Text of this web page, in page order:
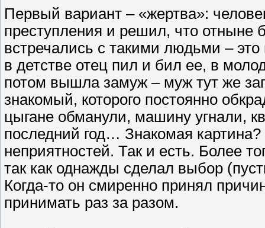
Первый вариант – «жертва»:
преступления и решил, что отныне
встречались с такими людьми –
в детстве отец пил и бил ее, в
потом вышла замуж – муж тут же
знакомый, которого постоянно
цыгане обманули, машину угнали,
последний год… Знакомая
неприятностей. Так и есть. Более
так как однажды сделал выбор
Когда-то он смиренно принял
принимать раз за разом.